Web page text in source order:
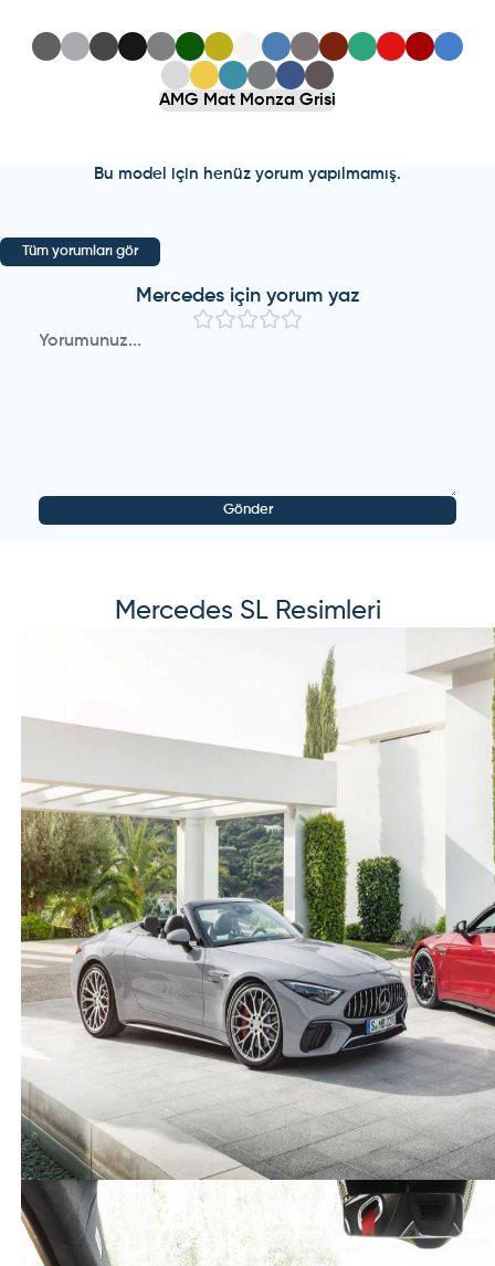
AMG Mat Monza Grisi
Bu model için henüz yorum yapılmamış.
Tüm yorumları gör
Mercedesiçin yorum yaz
Gönder
Mercedes SLResimleri